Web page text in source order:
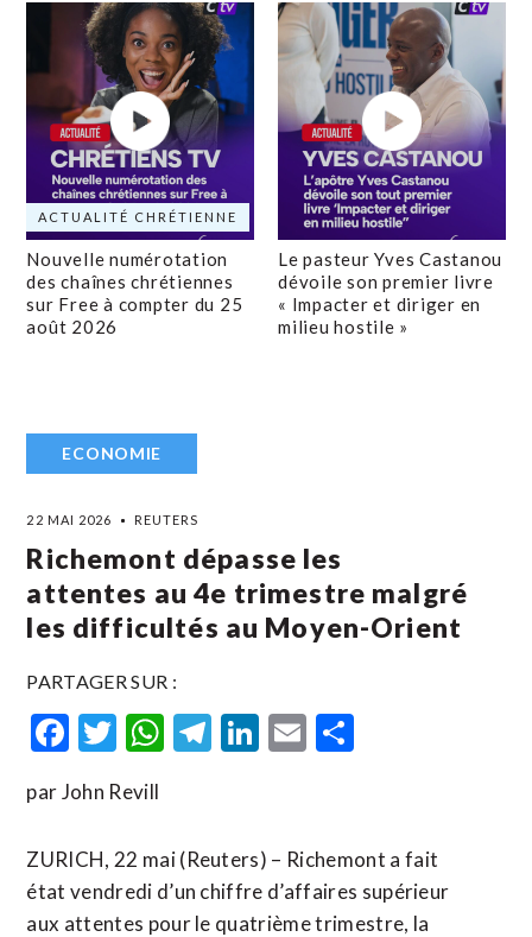
ACTUALITÉ CHRÉTIENNE
Nouvelle numérotation
des chaînes chrétiennes
sur Free à compter du 25
août 2026
Le pasteur Yves Castanou
dévoile son premier livre
« Impacter et diriger en
milieu hostile »
ECONOMIE
22 MAI 2026 REUTERS
Richemont dépasse les
attentes au 4e trimestre malgré
les difficultés au Moyen-Orient
PARTAGER SUR :
Facebook
Twitter
WhatsApp
Telegram
LinkedIn
Email
par John Revill
ZURICH, 22 mai (Reuters) – Richemont a fait
état vendredi d’un chiffre d’affaires supérieur
aux attentes pour le quatrième trimestre, la